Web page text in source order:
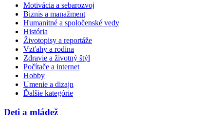
Motivácia a sebarozvoj
Biznis a manažment
Humanitné a spoločenské vedy
História
Životopisy a reportáže
Vzťahy a rodina
Zdravie a životný štýl
Počítače a internet
Hobby
Umenie a dizajn
Ďalšie kategórie
Deti a mládež